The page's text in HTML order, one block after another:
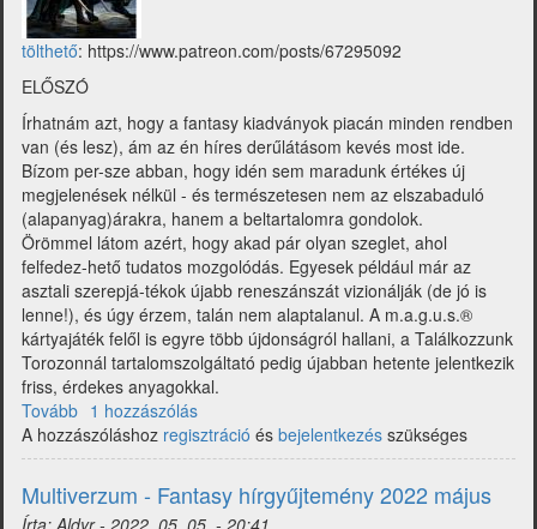
tölthető: https://www.patreon.com/posts/67295092
ELŐSZÓ
Írhatnám azt, hogy a fantasy kiadványok piacán minden rendben
van (és lesz), ám az én híres derűlátásom kevés most ide.
Bízom per-sze abban, hogy idén sem maradunk értékes új
megjelenések nélkül - és természetesen nem az elszabaduló
(alapanyag)árakra, hanem a beltartalomra gondolok.
Örömmel látom azért, hogy akad pár olyan szeglet, ahol
felfedez-hető tudatos mozgolódás. Egyesek például már az
asztali szerepjá-tékok újabb reneszánszát vizionálják (de jó is
lenne!), és úgy érzem, talán nem alaptalanul. A m.a.g.u.s.®
kártyajáték felől is egyre több újdonságról hallani, a Találkozzunk
Torozonnál tartalomszolgáltató pedig újabban hetente jelentkezik
friss, érdekes anyagokkal.
Tovább (Multiverzum
-
Fantasy
hírgyűjtemény
2022
1 hozzászólás
A hozzászóláshoz regisztráció és bejelentkezés szükséges
Multiverzum - Fantasy hírgyűjtemény 2022 május
Írta: Aldyr- 2022. 05. 05. - 20:41